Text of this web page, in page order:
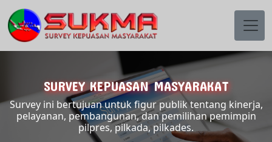
SURVEY KEPUASAN MASYARAKAT
Survey ini bertujuan untuk figur publik tentang kinerja,
pelayanan, pembangunan, dan pemilihan pemimpin
pilpres, pilkada, pilkades.